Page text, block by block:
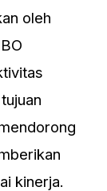
oleh
kinerja.